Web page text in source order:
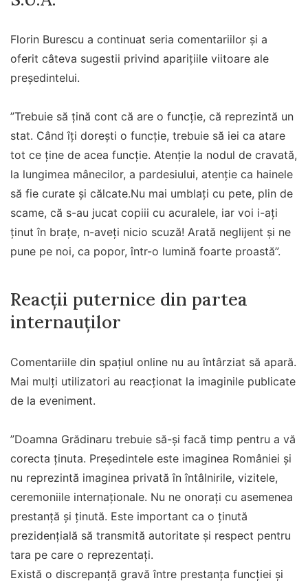
Florin Burescu a continuat seria comentariilor și a
oferit câteva sugestii privind aparițiile viitoare ale
președintelui.
”Trebuie să țină cont că are o funcție, că reprezintă un
stat. Când îți dorești o funcție, trebuie să iei ca atare
tot ce ține de acea funcție. Atenție la nodul de cravată,
la lungimea mânecilor, a pardesiului, atenție ca hainele
să fie curate și călcate.Nu mai umblați cu pete, plin de
scame, că s-au jucat copiii cu acuralele, iar voi i-ați
ținut în brațe, n-aveți nicio scuză! Arată neglijent și ne
pune pe noi, ca popor, într-o lumină foarte proastă”.
Reacții puternice din partea
internauților
Comentariile din spațiul online nu au întârziat să apară.
Mai mulți utilizatori au reacționat la imaginile publicate
de la eveniment.
”Doamna Grădinaru trebuie să-și facă timp pentru a vă
corecta ținuta. Președintele este imaginea României și
nu reprezintă imaginea privată în întâlnirile, vizitele,
ceremoniile internaționale. Nu ne onorați cu asemenea
prestanță și ținută. Este important ca o ținută
prezidențială să transmită autoritate și respect pentru
tara pe care o reprezentați.
Există o discrepanță gravă între prestanța funcției și